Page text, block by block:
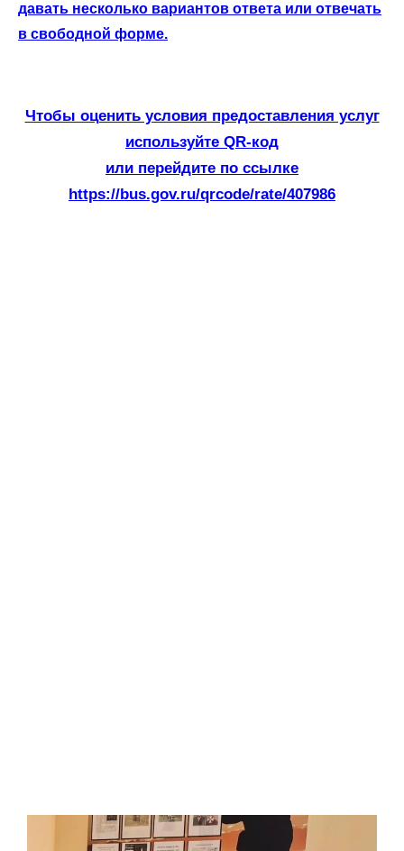
давать несколько вариантов ответа или отвечать
в свободной форме.
Чтобы оценить условия предоставления услуг
используйте QR-код
или перейдите по ссылке
https://bus.gov.ru/qrcode/rate/407986